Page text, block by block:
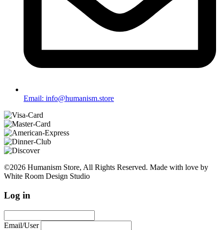
Email: info@humanism.store
©2026 Humanism Store, All Rights Reserved. Made with love by
White Room Design Studio
Log in
Email/User